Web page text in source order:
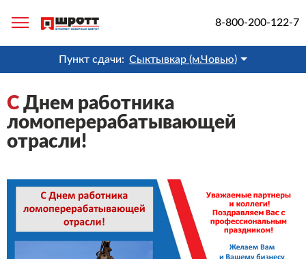
8-800-200-122-7
Пункт сдачи: Сыктывкар (м.Човью)
С Днем работника
ломоперерабатывающей
отрасли!